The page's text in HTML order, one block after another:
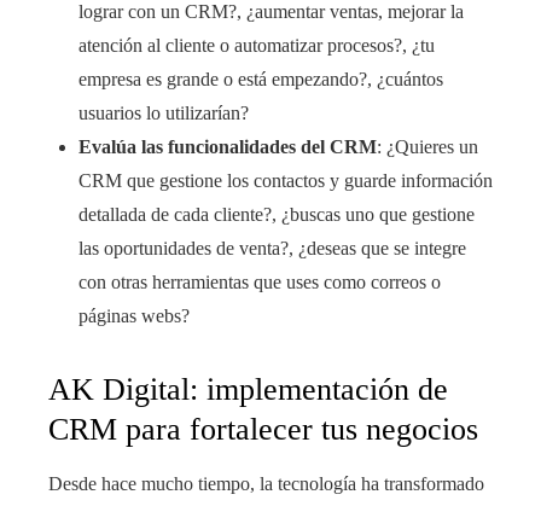
lograr con un CRM?, ¿aumentar ventas, mejorar la
atención al cliente o automatizar procesos?, ¿tu
empresa es grande o está empezando?, ¿cuántos
usuarios lo utilizarían?
Evalúa las funcionalidades del CRM: ¿Quieres un
CRM que gestione los contactos y guarde información
detallada de cada cliente?, ¿buscas uno que gestione
las oportunidades de venta?, ¿deseas que se integre
con otras herramientas que uses como correos o
páginas webs?
AK Digital: implementación de
CRM para fortalecer tus negocios
Desde hace mucho tiempo, la tecnología ha transformado